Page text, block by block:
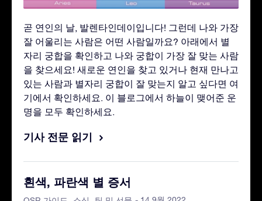
곧 연인의 날, 발렌타인데이입니다! 그런데 나와 가장
잘 어울리는 사람은 어떤 사람일까요? 아래에서 별
자리 궁합을 확인하고 나와 궁합이 가장 잘 맞는 사람
을 찾으세요! 새로운 연인을 찾고 있거나 현재 만나고
있는 사람과 별자리 궁합이 잘 맞는지 알고 싶다면 여
기에서 확인하세요. 이 블로그에서 하늘이 맺어준 운
명을 모두 확인하세요.
기사 전문 읽기
흰색, 파란색 별 증서